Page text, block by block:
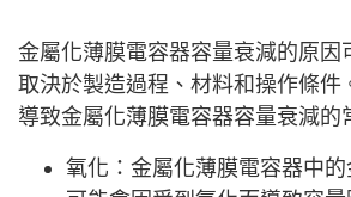
金屬化薄膜電容器容量衰減的原因
取決於製造過程、材料和操作條件
導致金屬化薄膜電容器容量衰減的
氧化：金屬化薄膜電容器中